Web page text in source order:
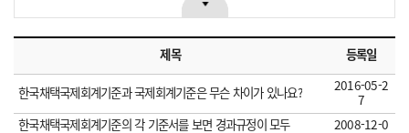
제목 등록일
한국채택국제회계기준과 국제회계기준은 무슨 차이가 있나요?
2016-05-2
7
한국채택국제회계기준의 각 기준서를 보면 경과규정이 모두
2008-12-0